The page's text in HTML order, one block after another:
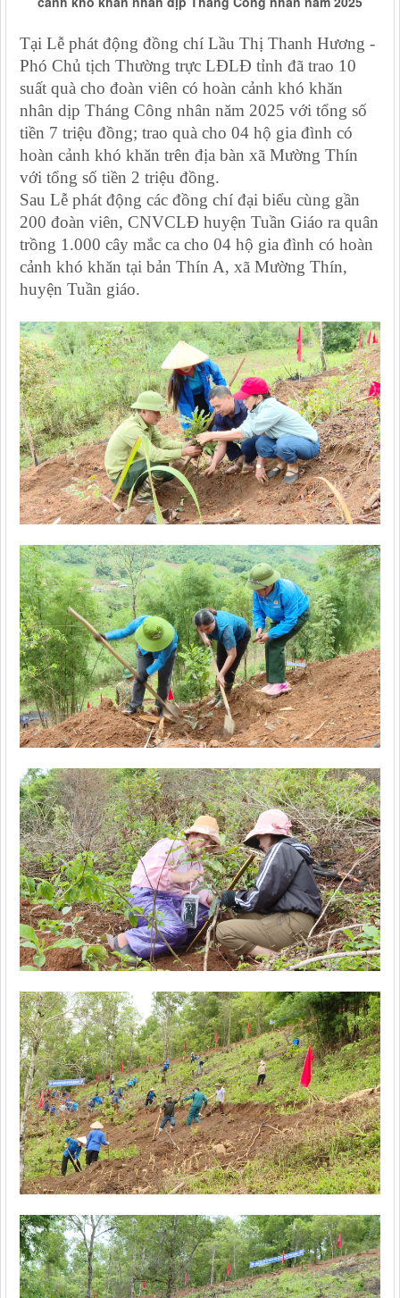
Tại Lễ phát động đồng chí Lầu Thị Thanh Hương -
Phó Chủ tịch Thường trực LĐLĐ tỉnh đã trao 10
suất quà cho đoàn viên có hoàn cảnh khó khăn
nhân dịp Tháng Công nhân năm 2025 với tổng số
tiền 7 triệu đồng; trao quà cho 04 hộ gia đình có
hoàn cảnh khó khăn trên địa bàn xã Mường Thín
với tổng số tiền 2 triệu đồng.
Sau Lễ phát động các đồng chí đại biểu cùng gần
200 đoàn viên, CNVCLĐ huyện Tuần Giáo ra quân
trồng 1.000 cây mắc ca cho 04 hộ gia đình có hoàn
cảnh khó khăn tại bản Thín A, xã Mường Thín,
huyện Tuần giáo.